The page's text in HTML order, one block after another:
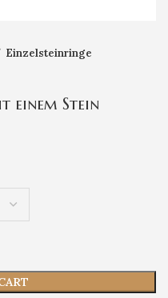
Einzelsteinringe
einem Stein